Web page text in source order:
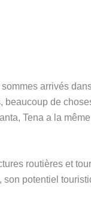
arrivés
de
Tena a la
routières et
potentiel